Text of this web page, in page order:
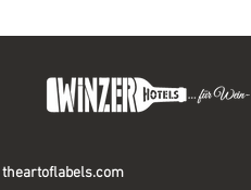
theartoflabels.com